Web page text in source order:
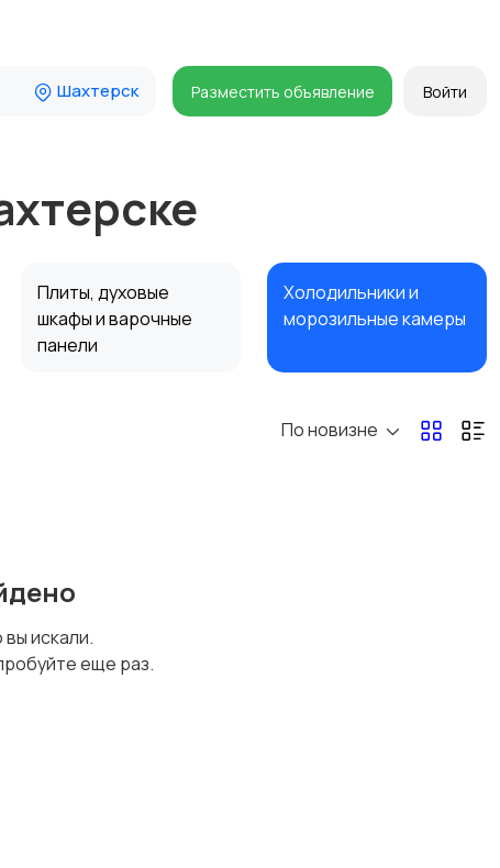
Шахтерск Разместить объявление Войти
Плиты, духовые
шкафы и варочные
панели
Холодильники и
морозильные камеры
По новизне
искали.
еще раз.